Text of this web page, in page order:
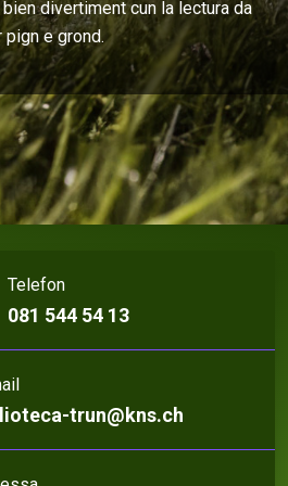
divertiment cun la lectura da
e grond.
Telefon
081 544 54 13
trun@kns.ch